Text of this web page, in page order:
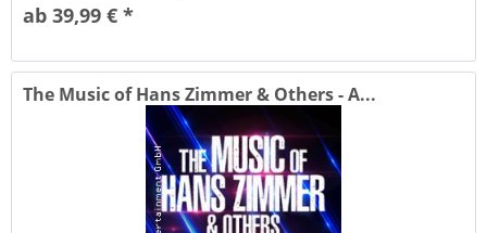
ab 39,99 € *
The Music of Hans Zimmer & Others - A...